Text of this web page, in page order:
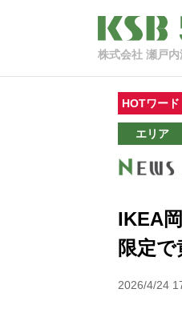
株式会社 瀬戸内
HOTワード
エリア
IKEA
限定
2026/4/24